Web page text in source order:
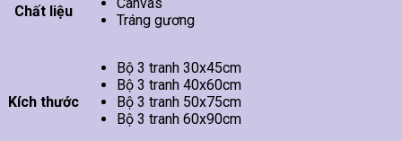
Chất liệu
Tráng gương
Kích thước
Bộ 3 tranh 30x45cm
Bộ 3 tranh 40x60cm
Bộ 3 tranh 50x75cm
Bộ 3 tranh 60x90cm